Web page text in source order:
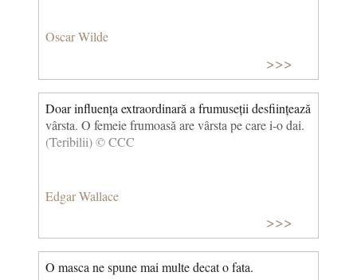
Oscar Wilde
>>>
Doar influența extraordinară a frumuseții desființează
vârsta. O femeie frumoasă are vârsta pe care i-o dai.
(Teribilii) © CCC
Edgar Wallace
>>>
O masca ne spune mai multe decat o fata.